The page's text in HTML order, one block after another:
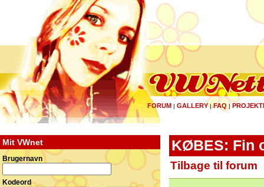
FORUM | GALLERY|FAQ |
Mit VWnet
Brugernavn
Kodeord
KØBES: Fin
Tilbage til forum